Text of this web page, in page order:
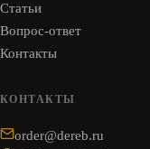
Статьи
Вопрос-ответ
Контакты
КОНТАКТЫ
order@dereb.ru